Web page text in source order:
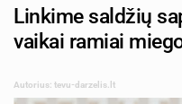
Linkime saldžių
vaikai ramiai
Autorius: tevu-darzelis.lt